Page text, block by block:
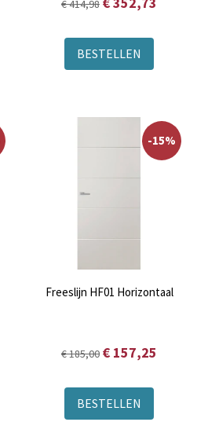
€ 414,98
BESTELLEN
-15%
Freeslijn HF01 Horizontaal
€ 185,00 € 157,25
BESTELLEN